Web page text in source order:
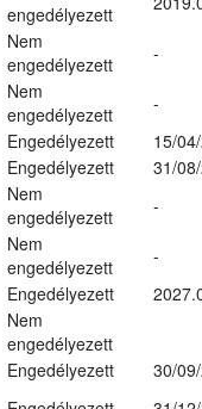
engedélyezett
Nem
engedélyezett
-
Nem
engedélyezett
-
Engedélyezett
15/
Engedélyezett
31/
Nem
engedélyezett
-
Nem
engedélyezett
-
Engedélyezett
Nem
engedélyezett
Engedélyezett
30/